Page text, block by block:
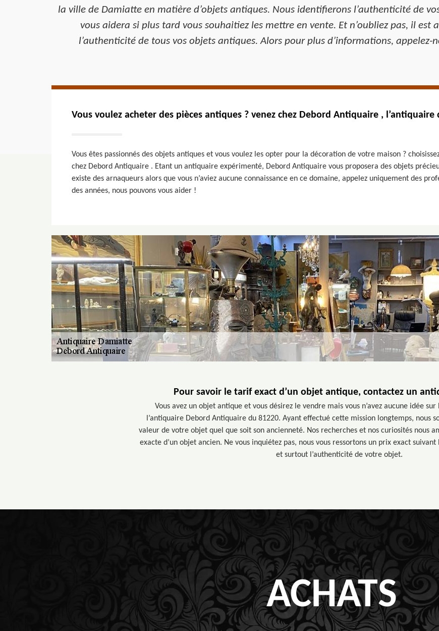
la ville de Damiatte en matière d’objets antiques. Nous identifierons l’authenticité de
vous aidera si plus tard vous souhaitiez les mettre en vente. Et n’oubliez pas, il est
l’authenticité de tous vos objets antiques. Alors pour plus d’informations, appelez-
Vous voulez acheter des pièces antiques ? venez chez Debord Antiquaire , l’antiquaire
Vous êtes passionnés des objets antiques et vous voulez les opter pour la décoration de votre maison ?
chez Debord Antiquaire . Etant un antiquaire expérimenté, Debord Antiquaire vous proposera des objets
existe des arnaqueurs alors que vous n’aviez aucune connaissance en ce domaine, appelez uniquement des
des années, nous pouvons vous aider !
Pour savoir le tarif exact d’un objet antique, contactez un
Vous avez un objet antique et vous désirez le vendre mais vous n’avez aucune idée
l’antiquaire Debord Antiquaire du 81220. Ayant effectué cette mission longtemps, nous
valeur de votre objet quel que soit son ancienneté. Nos recherches et nos curiosités nous
exacte d’un objet ancien. Ne vous inquiétez pas, nous vous ressortons un prix exact
et surtout l’authenticité de votre objet.
ACHATS